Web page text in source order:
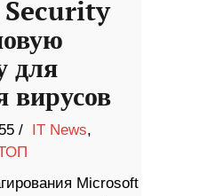
для
вирусов
/ IT News,
Microsoft